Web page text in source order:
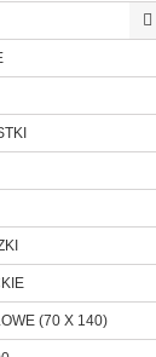
(70 X 140)